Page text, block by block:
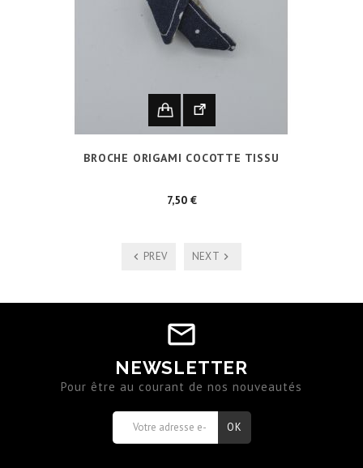
BROCHE ORIGAMI COCOTTE TISSU
7,50 €Prix
PREV NEXT
NEWSLETTER
Pour être au courant de nos nouveautés